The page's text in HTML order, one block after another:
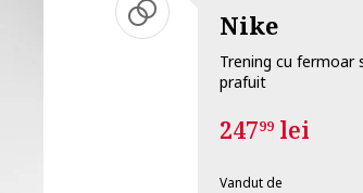
Nike
Trening cu fermoar
prafuit
24799lei
Vandut de